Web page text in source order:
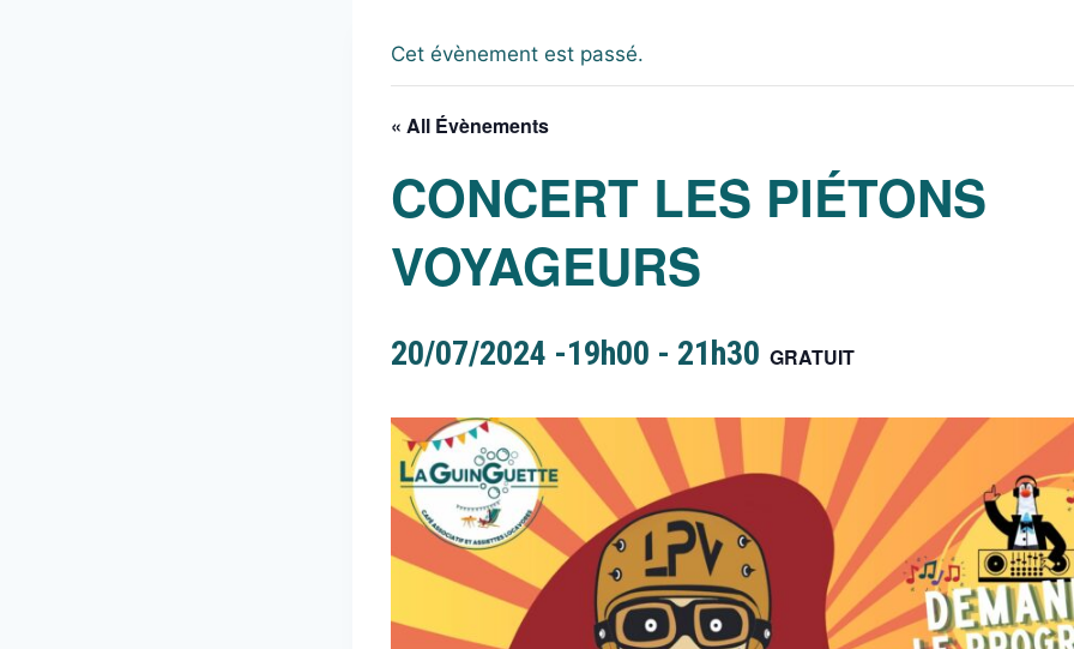
Cet évènement est passé.
« All Évènements
CONCERT LES PIÉTONS
VOYAGEURS
20/07/2024 -19h00 - 21h30 GRATUIT